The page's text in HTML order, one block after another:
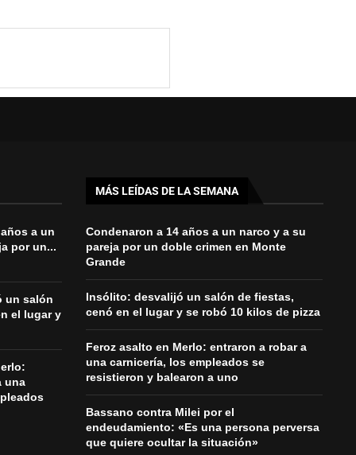
a un
por un...
un salón
el lugar y
una
MÁS LEÍDAS DE LA SEMANA
Condenaron a 14 años a un narco y a su
pareja por un doble crimen en Monte
Grande
Insólito: desvalijó un salón de fiestas,
cenó en el lugar y se robó 10 kilos de pizza
Feroz asalto en Merlo: entraron a robar a
una carnicería, los empleados se
resistieron y balearon a uno
Bassano contra Milei por el
endeudamiento: «Es una persona perversa
que quiere ocultar la situación»